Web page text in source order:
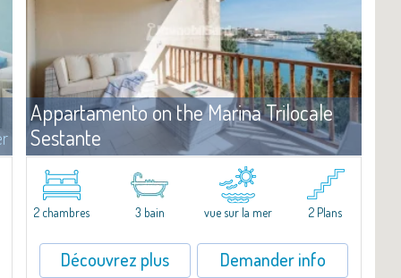
Appartamento on the Marina Trilocale
Sestante
Porto Cervo Louer
Exclusive seafront apartment on two levels, in the heart of Porto
Cervo Marina.Located within Il Sestante, a prestigious residential
complex set in a beautifully maintained communal park, this
2 chambres 3 bain vue sur la mer 2 Plans
Découvrez plus Demander info